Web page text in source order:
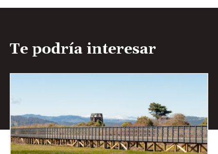
Te podría interesar